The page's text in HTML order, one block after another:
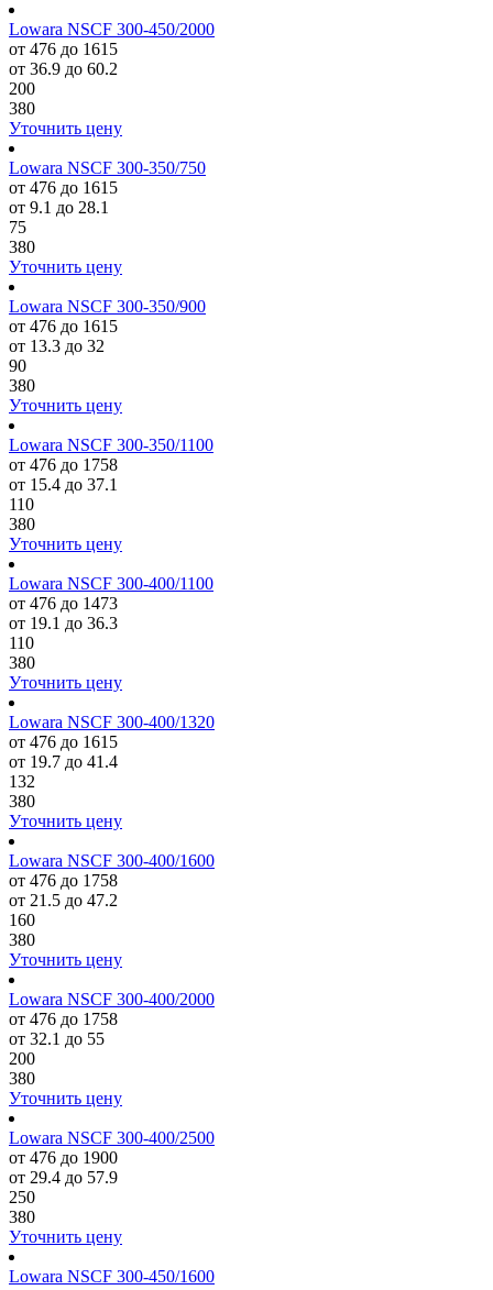
Lowara NSCF 300-450/2000
от 476 до 1615
от 36.9 до 60.2
200
380
Уточнить цену
Lowara NSCF 300-350/750
от 476 до 1615
от 9.1 до 28.1
75
380
Уточнить цену
Lowara NSCF 300-350/900
от 476 до 1615
от 13.3 до 32
90
380
Уточнить цену
Lowara NSCF 300-350/1100
от 476 до 1758
от 15.4 до 37.1
110
380
Уточнить цену
Lowara NSCF 300-400/1100
от 476 до 1473
от 19.1 до 36.3
110
380
Уточнить цену
Lowara NSCF 300-400/1320
от 476 до 1615
от 19.7 до 41.4
132
380
Уточнить цену
Lowara NSCF 300-400/1600
от 476 до 1758
от 21.5 до 47.2
160
380
Уточнить цену
Lowara NSCF 300-400/2000
от 476 до 1758
от 32.1 до 55
200
380
Уточнить цену
Lowara NSCF 300-400/2500
от 476 до 1900
от 29.4 до 57.9
250
380
Уточнить цену
Lowara NSCF 300-450/1600